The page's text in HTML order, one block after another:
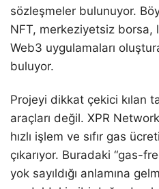
sözleşmeler bulunuyor.
NFT, merkeziyetsiz borsa,
Web3 uygulamaları
buluyor.
Projeyi dikkat çekici kılan
araçları değil. XPR
hızlı işlem ve sıfır gas
çıkarıyor. Buradaki “gas-
yok sayıldığı anlamına